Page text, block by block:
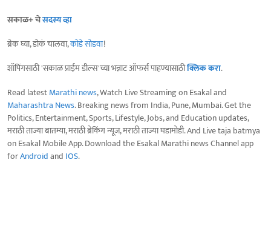
सकाळ+ चेसदस्य व्हा
ब्रेक घ्या, डोकं चालवा,कोडे सोडवा!
शॉपिंगसाठी 'सकाळ प्राईम डील्स'च्या भन्नाट ऑफर्स पाहण्यासाठीक्लिक करा.
Read latestMarathi news, Watch Live Streaming on Esakal and
Maharashtra News. Breaking news from India, Pune, Mumbai. Get the
Politics, Entertainment, Sports, Lifestyle, Jobs, and Education updates,
मराठी ताज्या बातम्या, मराठी ब्रेकिंग न्यूज, मराठी ताज्या घडामोडी. And Live taja batmya
on Esakal Mobile App. Download the Esakal Marathi news Channel app
forAndroidand IOS.